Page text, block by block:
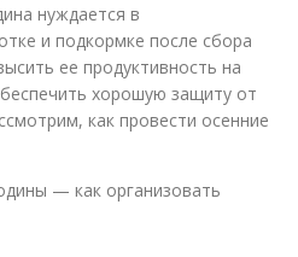
нуждается в
и подкормке после сбора
ее продуктивность на
хорошую защиту от
как провести осенние
— как организовать